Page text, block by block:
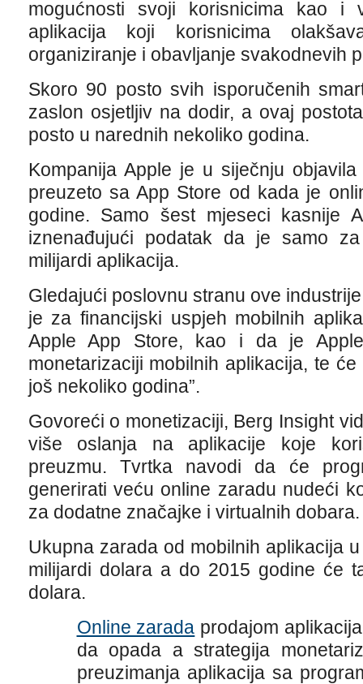
mogućnosti svoji korisnicima kao i
aplikacija koji korisnicima
organiziranje i obavljanje svakodnevih
Skoro 90 posto svih isporučenih
zaslon osjetljiv na dodir, a ovaj
posto u narednih nekoliko godina.
Kompanija Apple je u siječnju
preuzeto sa App Store od kada je
godine. Samo šest mjeseci kasnije
iznenađujući podatak da je samo
milijardi aplikacija.
Gledajući poslovnu stranu ove
je za financijski uspjeh mobilnih
Apple App Store, kao i da je
monetarizaciji mobilnih aplikacija, te
još nekoliko godina”.
Govoreći o monetizaciji, Berg Insight
više oslanja na aplikacije koje
preuzmu. Tvrtka navodi da će
generirati veću online zaradu nudeći
za dodatne značajke i virtualnih dobara.
Ukupna zarada od mobilnih aplikacija
milijardi dolara a do 2015 godine će
dolara.
Online zarada prodajom
da opada a strategija
preuzimanja aplikacija sa